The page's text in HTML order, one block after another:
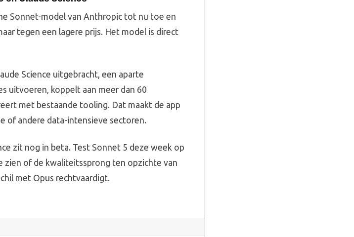
Sonnet-model van Anthropic tot nu toe en
tegen een lagere prijs. Het model is direct
Science uitgebracht, een aparte
uitvoeren, koppelt aan meer dan 60
met bestaande tooling. Dat maakt de app
of andere data-intensieve sectoren.
zit nog in beta. Test Sonnet 5 deze week op
of de kwaliteitssprong ten opzichte van
met Opus rechtvaardigt.